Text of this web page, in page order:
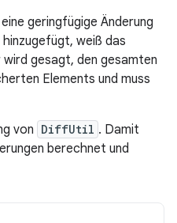
geringfügige Änderung
weiß das
gesagt, den gesamten
Elements und muss
von DiffUtil . Damit
berechnet und